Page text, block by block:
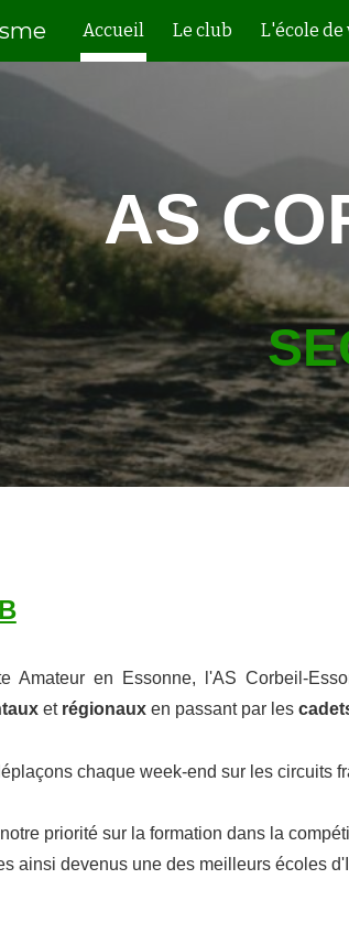
Skip to
Accueil Le club L'école de
AS
Amateur en Essonne, l'AS Corbeil-
et régionauxen passant par les
chaque week-end sur les circuits
priorité sur la formation dans la
ainsi devenus une des meilleurs écoles